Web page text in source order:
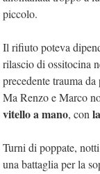
piccolo.
Il rifiuto poteva
rilascio di ossitocina
precedente trauma da
Ma Renzo e Marco
vitello a mano, con
Turni di poppate,
una battaglia per la